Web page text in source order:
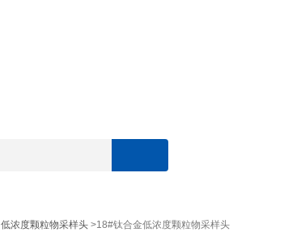
低浓度颗粒物采样头>18#钛合金低浓度颗粒物采样头